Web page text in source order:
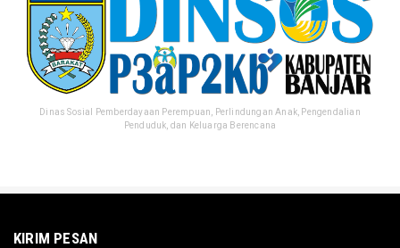
Dinas Sosial Pemberdayaan Perempuan, Perlindungan Anak, Pengendalian
Penduduk, dan Keluarga Berencana
KIRIM PESAN